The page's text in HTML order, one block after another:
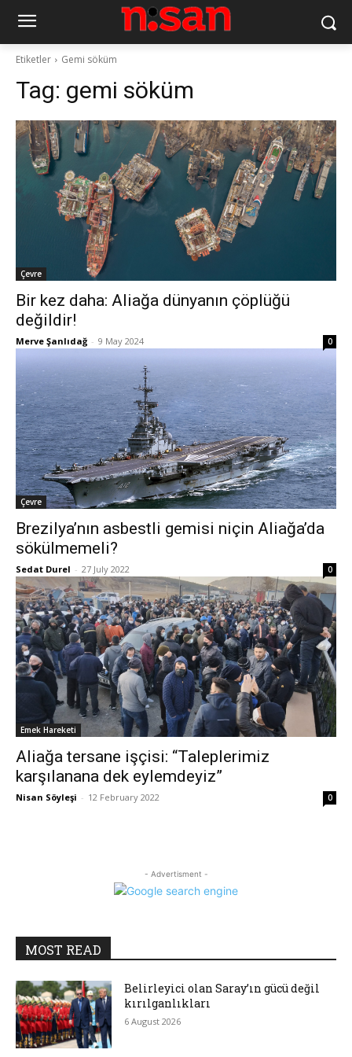
Etiketler Gemi söküm
Tag: gemi söküm
Çevre
Bir kez daha: Aliağa dünyanın çöplüğü
değildir!
Merve Şanlıdağ - 9 May 2024 0
Çevre
Brezilya’nın asbestli gemisi niçin Aliağa’da
sökülmemeli?
Sedat Durel - 27 July 2022 0
Emek Hareketi
Aliağa tersane işçisi: “Taleplerimiz
karşılanana dek eylemdeyiz”
Nisan Söyleşi - 12 February 2022 0
- Advertisment -
MOST READ
Belirleyici olan Saray’ın gücü değil
kırılganlıkları
6 August 2026